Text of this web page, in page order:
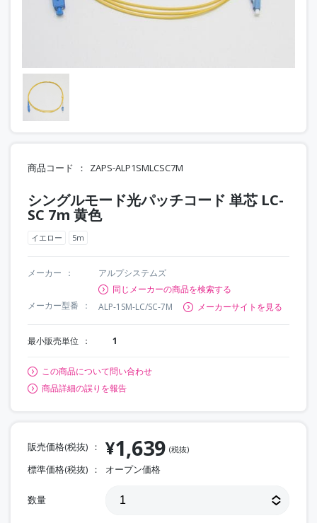
商品コード ZAPS-ALP1SMLCSC7M
シングルモード光パッチコード 単芯 LC-
SC 7m 黄色
イエロー 5m
メーカー
アルプシステムズ
同じメーカーの商品を検索する
メーカー型番
ALP-1SM-LC/SC-7M メーカーサイトを見る
最小販売単位 1
この商品について問い合わせ
商品詳細の誤りを報告
販売価格(税抜) ¥1,639 (税抜)
標準価格(税抜) オープン価格
数量